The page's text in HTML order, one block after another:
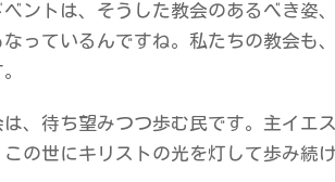
ベントは、そうした教会のあるべき姿
なっているんですね。私たちの教会も
は、待ち望みつつ歩む民です。主イエ
この世にキリストの光を灯して歩み続け